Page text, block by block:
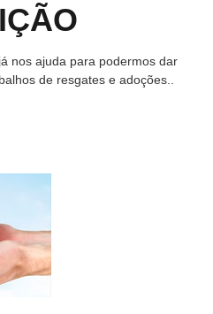
nos ajuda para podermos dar
de resgates e adoções..